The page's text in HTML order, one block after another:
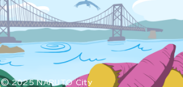
© 2025 NARUTO City